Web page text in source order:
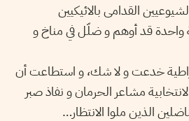
القدامى بالائيكيين
واحدة قد أوهم و ضلّل في مناخ و
خدعت و لا شك، و استطاعت أن
مشاعر الحرمان و نفاذ صبر
الذين ملوا الانتظار…